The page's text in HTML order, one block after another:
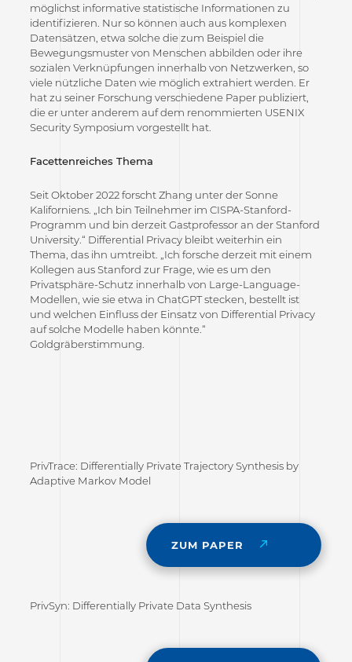
möglichst informative statistische Informationen zu
identifizieren. Nur so können auch aus komplexen
Datensätzen, etwa solche die zum Beispiel die
Bewegungsmuster von Menschen abbilden oder ihre
sozialen Verknüpfungen innerhalb von Netzwerken, so
viele nützliche Daten wie möglich extrahiert werden. Er
hat zu seiner Forschung verschiedene Paper publiziert,
die er unter anderem auf dem renommierten USENIX
Security Symposium vorgestellt hat.
Facettenreiches Thema
Seit Oktober 2022 forscht Zhang unter der Sonne
Kaliforniens. „Ich bin Teilnehmer im CISPA-Stanford-
Programm und bin derzeit Gastprofessor an der Stanford
University.“ Differential Privacy bleibt weiterhin ein
Thema, das ihn umtreibt. „Ich forsche derzeit mit einem
Kollegen aus Stanford zur Frage, wie es um den
Privatsphäre-Schutz innerhalb von Large-Language-
Modellen, wie sie etwa in ChatGPT stecken, bestellt ist
und welchen Einfluss der Einsatz von Differential Privacy
auf solche Modelle haben könnte.“
Goldgräberstimmung.
PrivTrace: Differentially Private Trajectory Synthesis by
Adaptive Markov Model
ZUM PAPER
PrivSyn: Differentially Private Data Synthesis